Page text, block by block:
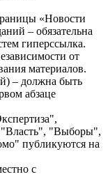
«Новости
– обязательна
гиперссылка.
от
материалов.
– должна быть
абзаце
"Выборы",
публикуются на
с